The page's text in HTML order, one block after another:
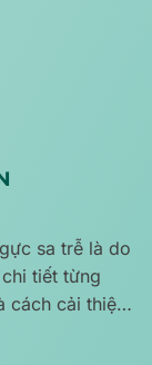
sa trễ là do
tiết từng
cách cải thiện